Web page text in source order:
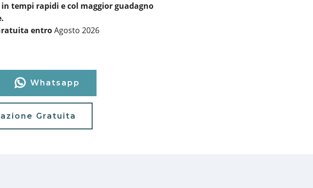
in tempi rapidi e col maggior guadagno
entroAgosto 2026
Whatsapp
Gratuita